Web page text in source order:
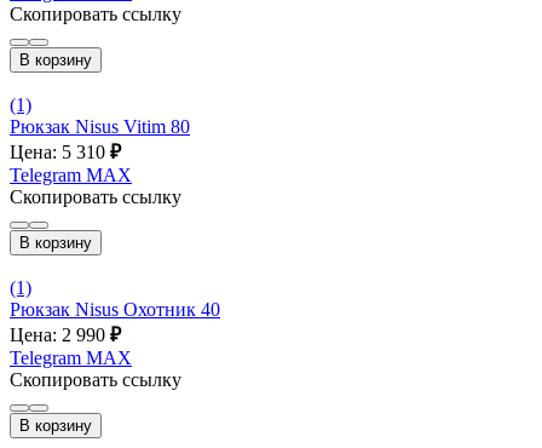
Скопировать ссылку
В корзину
(1)
Рюкзак Nisus Vitim 80
Цена: 5 310 ₽
Telegram MAX
Скопировать ссылку
В корзину
(1)
Рюкзак Nisus Охотник 40
Цена: 2 990 ₽
Telegram MAX
Скопировать ссылку
В корзину